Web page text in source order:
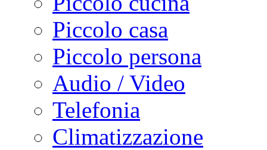
Piccolo casa
Piccolo persona
Audio / Video
Telefonia
Climatizzazione